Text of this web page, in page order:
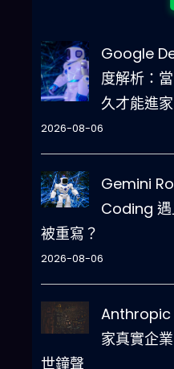
Google
度解析：
久才能進
2026-08-06
Gemini
Coding 遇
被重寫？
2026-08-06
Anthropic
家真實企
世鐘聲